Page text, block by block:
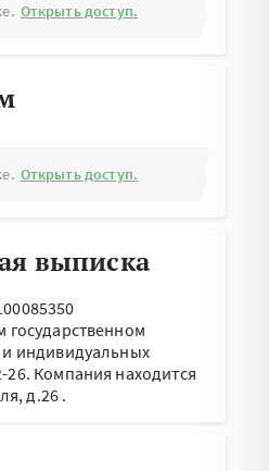
Открыть доступ.
Открыть доступ.
выписка
государственном
индивидуальных
26. Компания находится
д.26.